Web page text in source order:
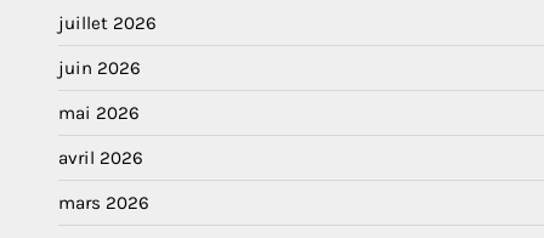
juillet 2026
juin 2026
mai 2026
avril 2026
mars 2026